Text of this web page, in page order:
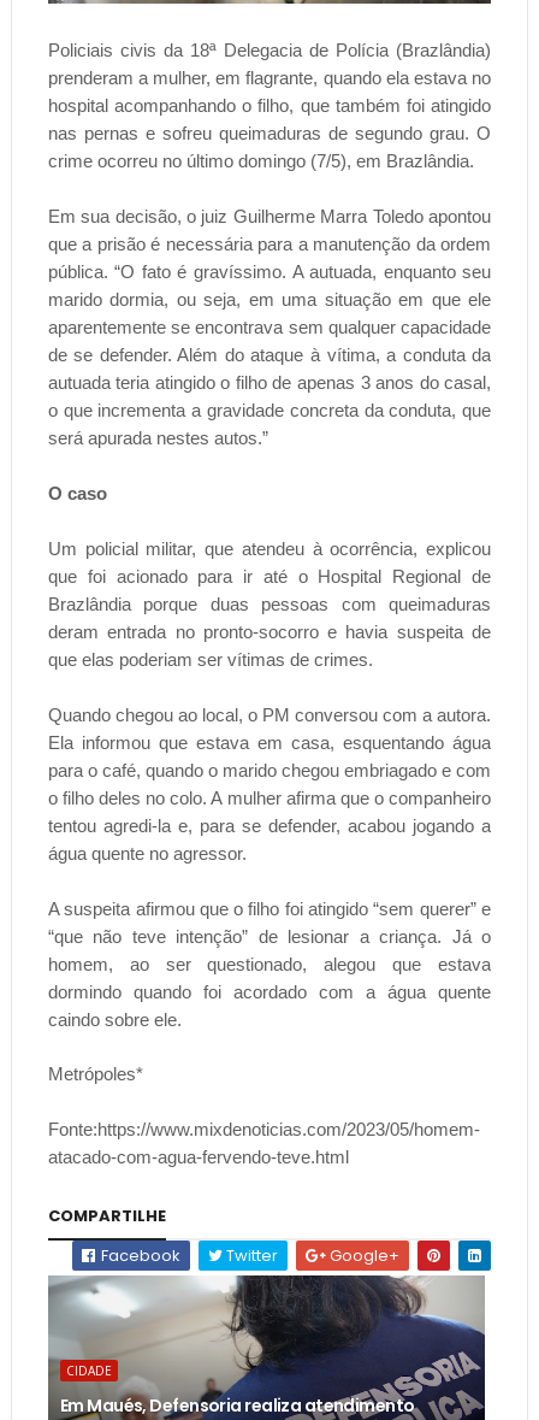
Policiais civis da 18ª Delegacia de Polícia (Brazlândia)
prenderam a mulher, em flagrante, quando ela estava no
hospital acompanhando o filho, que também foi atingido
nas pernas e sofreu queimaduras de segundo grau. O
crime ocorreu no último domingo (7/5), em Brazlândia.
Em sua decisão, o juiz Guilherme Marra Toledo apontou
que a prisão é necessária para a manutenção da ordem
pública. “O fato é gravíssimo. A autuada, enquanto seu
marido dormia, ou seja, em uma situação em que ele
aparentemente se encontrava sem qualquer capacidade
de se defender. Além do ataque à vítima, a conduta da
autuada teria atingido o filho de apenas 3 anos do casal,
o que incrementa a gravidade concreta da conduta, que
será apurada nestes autos.”
O caso
Um policial militar, que atendeu à ocorrência, explicou
que foi acionado para ir até o Hospital Regional de
Brazlândia porque duas pessoas com queimaduras
deram entrada no pronto-socorro e havia suspeita de
que elas poderiam ser vítimas de crimes.
Quando chegou ao local, o PM conversou com a autora.
Ela informou que estava em casa, esquentando água
para o café, quando o marido chegou embriagado e com
o filho deles no colo. A mulher afirma que o companheiro
tentou agredi-la e, para se defender, acabou jogando a
água quente no agressor.
A suspeita afirmou que o filho foi atingido “sem querer” e
“que não teve intenção” de lesionar a criança. Já o
homem, ao ser questionado, alegou que estava
dormindo quando foi acordado com a água quente
caindo sobre ele.
Metrópoles*
Fonte:https://www.mixdenoticias.com/2023/05/homem-
atacado-com-agua-fervendo-teve.html
COMPARTILHE
Facebook
Twitter Google+
CIDADE
Em Maués, Defensoria realiza atendimento